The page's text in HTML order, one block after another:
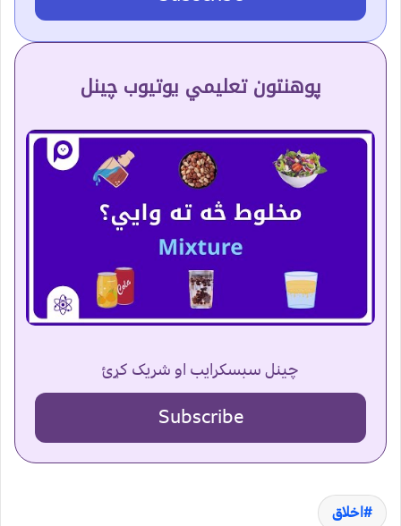
پوهنتون تعلیمي یوتیوب چینل
چینل سبسکرایب او شریک کړئ
Subscribe
اخلاق